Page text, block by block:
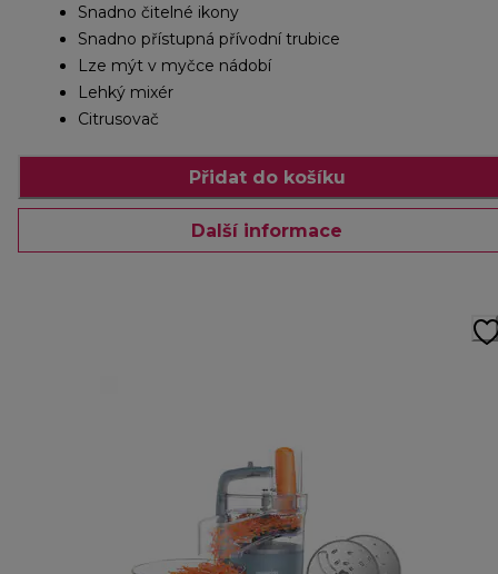
Snadno čitelné ikony
Snadno přístupná přívodní trubice
Lze mýt v myčce nádobí
Lehký mixér
Citrusovač
Přidat do košíku
Další informace